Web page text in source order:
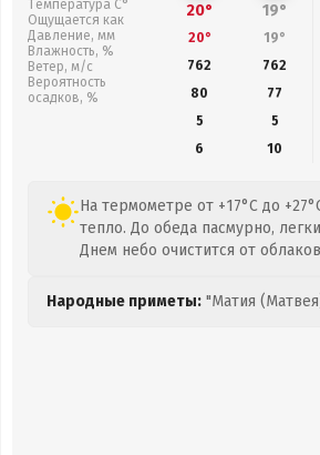
Температура С°
Ощущается как
Давление, мм
Влажность, %
Ветер, м/с
Вероятность
осадков, %
20° 19°
20° 19°
762
762
80
77
5
5
6
10
На термометре от +17°C до
тепло. До обеда пасмурно,
Днем небо очистится от
Народные приметы: "Матия